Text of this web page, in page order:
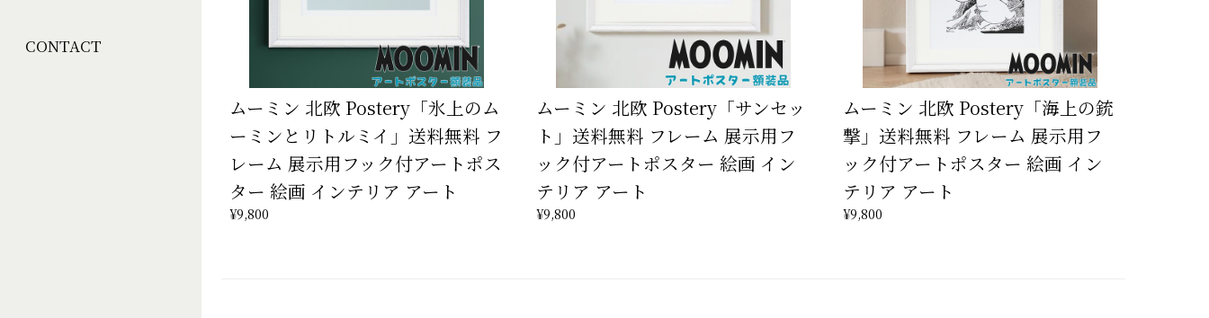
CONTACT
ムーミン 北欧 Postery「氷上のム
ーミンとリトルミイ」送料無料 フ
レーム 展示用フック付アートポス
ター 絵画 インテリア アート
¥9,800
ムーミン 北欧 Postery「サンセッ
ト」送料無料 フレーム 展示用フ
ック付アートポスター 絵画 イン
テリア アート
¥9,800
ムーミン 北欧 Postery「海上の銃
撃」送料無料 フレーム 展示用フ
ック付アートポスター 絵画 イン
テリア アート
¥9,800